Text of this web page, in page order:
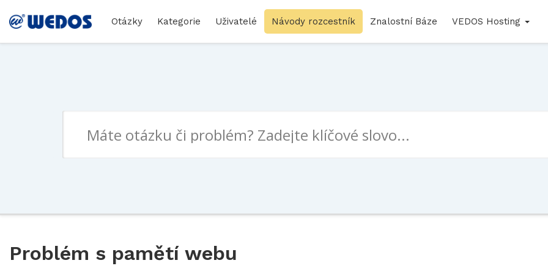
Otázky Kategorie Uživatelé Návody rozcestník Znalostní Báze VEDOS Hosting
Problém s pamětí webu